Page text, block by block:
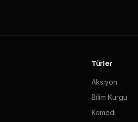
Türler
Aksiyon
Bilim Kurgu
Komedi